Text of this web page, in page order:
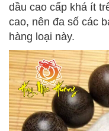
dầu cao cấp khá ít
cao, nên đa số các
hàng loại này.